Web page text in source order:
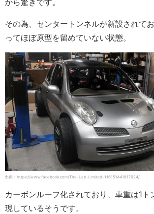
その為、センタートンネルが新設されて
ってほぼ原型を留めていない状態。
出典：https://www.facebook.com/The-Lab-Limited-116151441817924/
カーボンルーフ化されており、車重は1ト
現しているそうです。